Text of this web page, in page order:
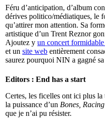
Féru d’anticipation, d’album
dérives politico/médiatiques, le
qu’attirer mon attention. Sa
artistique d’un Trent Reznor
Ajoutez y un concert
et un site web entièrement
saurez pourquoi NIN a gagné
Editors : End has a start
Certes, les ficelles ont ici plus
la puissance d’un Bones,
que je n’ai pu résister.